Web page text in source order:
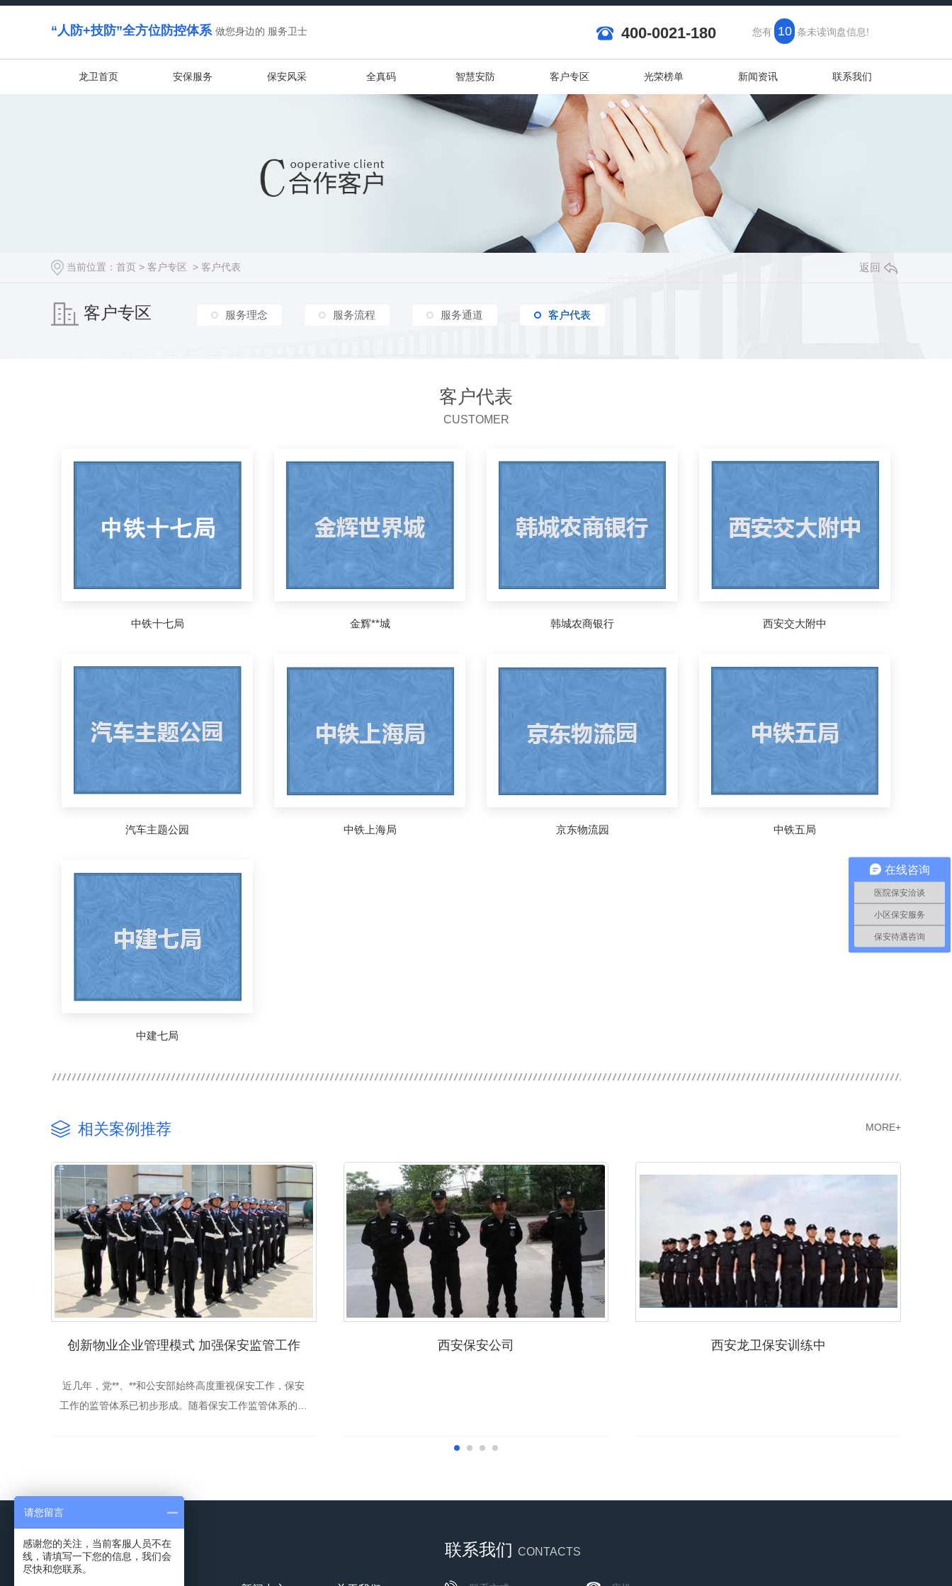
“人防+技防”全方位防控体系 做您身边的 服务卫士 您有 10 条未读询盘信息!
400-0021-180
龙卫首页 安保服务 保安风采 全真码 智慧安防 客户专区 光荣榜单 新闻资讯 联系我们
当前位置： 首页 > 客户专区 > 客户代表 返回
客户专区 服务理念 服务流程 服务通道 客户代表
客户代表
客户代表
CUSTOMER
中铁十七局 金辉**城 韩城农商银行 西安交大附中
汽车主题公园 中铁上海局 京东物流园 中铁五局
中建七局
相关案例推荐 MORE+
创新物业企业管理模式 加强保安监管工作
近几年，党**、**和公安部始终高度重视保安工作，保安
工作的监管体系已初步形成。随着保安工作监管体系的进
西安保安公司 西安龙卫保安训练中
快捷导航NAV 联系我们 CONTACTS
在线咨询
医院保安洽谈
小区保安服务
保安待遇咨询
请您留言
感谢您的关注，当前客服人员不在
线，请填写一下您的信息，我们会
尽快和您联系。